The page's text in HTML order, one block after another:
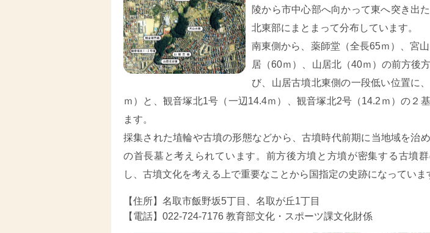
陵から市中心部へ向かって東へ突き出
北東部にまとまって分布しています。
南東側から、薬師堂（全長65ｍ）、宮
居（60ｍ）、山居北（40ｍ）の前方後
び、山居古墳北東側の一段低い位置に
ｍ）と、観音塚北1号（一辺14.4ｍ）、観音塚北2号（14.2ｍ）の２
ます。
採集された埴輪や古墳の形態などから、古墳時代前期に当地域を治
の首長墓と考えられています。前方後方墳と方墳が密集する古墳
し、古墳文化を考える上で重要なことから国指定の史跡になっていま
【住所】名取市飯野坂5丁目、名取が丘1丁目
【電話】022-724-7176 教育部文化・スポーツ課文化財係